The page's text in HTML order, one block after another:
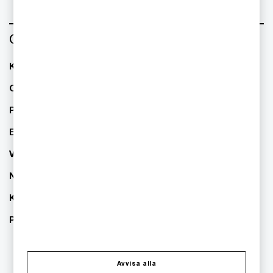
Om oss
Kontakta oss
Om PwC
Pressrum
Event
Våra kontor
Nyhetsbrev
Karriär
PwC:s hållbarhetsarbete
Avvisa alla